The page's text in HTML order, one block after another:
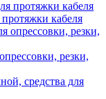
кабеля
резки,